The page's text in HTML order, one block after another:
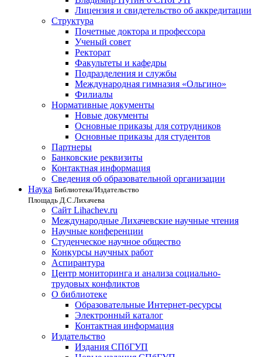
Лицензия и свидетельство об аккредитации
Структура
Почетные доктора и профессора
Ученый совет
Ректорат
Факультеты и кафедры
Подразделения и службы
Международная гимназия «Ольгино»
Филиалы
Нормативные документы
Новые документы
Основные приказы для сотрудников
Основные приказы для студентов
Партнеры
Банковские реквизиты
Контактная информация
Сведения об образовательной организации
Наука Библиотека/Издательство
Площадь Д.С.Лихачева
Сайт Lihachev.ru
Международные Лихачевские научные чтения
Научные конференции
Студенческое научное общество
Конкурсы научных работ
Аспирантура
Центр мониторинга и анализа социально-
трудовых конфликтов
О библиотеке
Образовательные Интернет-ресурсы
Электронный каталог
Контактная информация
Издательство
Издания СПбГУП